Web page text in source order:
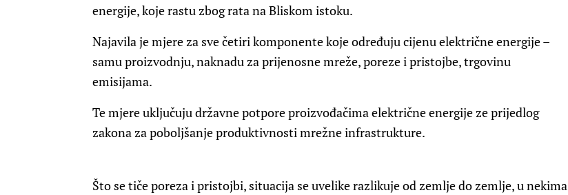
energije, koje rastu zbog rata na Bliskom istoku.
Najavila je mjere za sve četiri komponente koje određuju cijenu električne energije –
samu proizvodnju, naknadu za prijenosne mreže, poreze i pristojbe, trgovinu
emisijama.
Te mjere uključuju državne potpore proizvođačima električne energije ze prijedlog
zakona za poboljšanje produktivnosti mrežne infrastrukture.
Što se tiče poreza i pristojbi, situacija se uvelike razlikuje od zemlje do zemlje, u nekima